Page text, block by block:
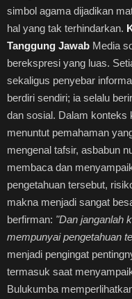
simbol agama dijadikan
hal yang tak terhindarkan.
Tanggung Jawab Media
berekspresi yang luas.
sekaligus penyebar
berdiri sendiri; ia selalu
dan sosial. Dalam konteks
menuntut pemahaman
mengenal tafsir, asbabun
membaca dan
pengetahuan tersebut,
makna menjadi sangat
berfirman: "Dan janganlah
mempunyai pengetahuan
menjadi pengingat
termasuk saat
Bulukumba